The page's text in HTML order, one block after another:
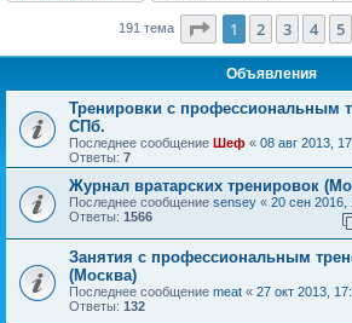
191 тема Страница из
1 2 3 4 5
Объявления
Тренировки с профессиональным
СПб.
Последнее сообщение Шеф « 08 авг 2013,
Ответы: 7
Журнал вратарских тренировок
Последнее сообщение sensey « 20 сен 2016,
Ответы: 1566
Занятия с профессиональным
(Москва)
Последнее сообщение meat « 27 окт 2013,
Ответы: 132